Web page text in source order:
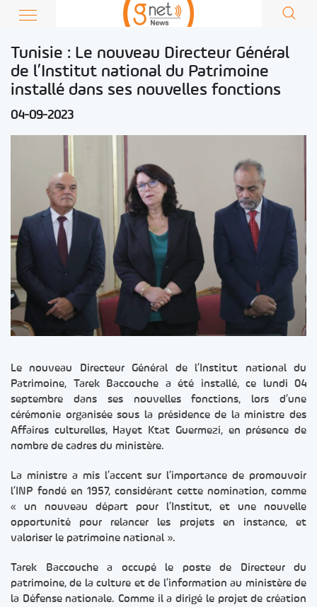
Tunisie : Le nouveau Directeur Général
de l’Institut national du Patrimoine
installé dans ses nouvelles fonctions
04-09-2023
Le nouveau Directeur Général de l’Institut national du
Patrimoine, Tarek Baccouche a été installé, ce lundi 04
septembre dans ses nouvelles fonctions, lors d’une
cérémonie organisée sous la présidence de la ministre des
Affaires culturelles, Hayet Ktat Guermezi, en présence de
nombre de cadres du ministère.
La ministre a mis l’accent sur l’importance de promouvoir
l’INP fondé en 1957, considérant cette nomination, comme
« un nouveau départ pour l’Institut, et une nouvelle
opportunité pour relancer les projets en instance, et
valoriser le patrimoine national ».
Tarek Baccouche a occupé le poste de Directeur du
patrimoine, de la culture et de l’information au ministère de
la Défense nationale. Comme il a dirigé le projet de création